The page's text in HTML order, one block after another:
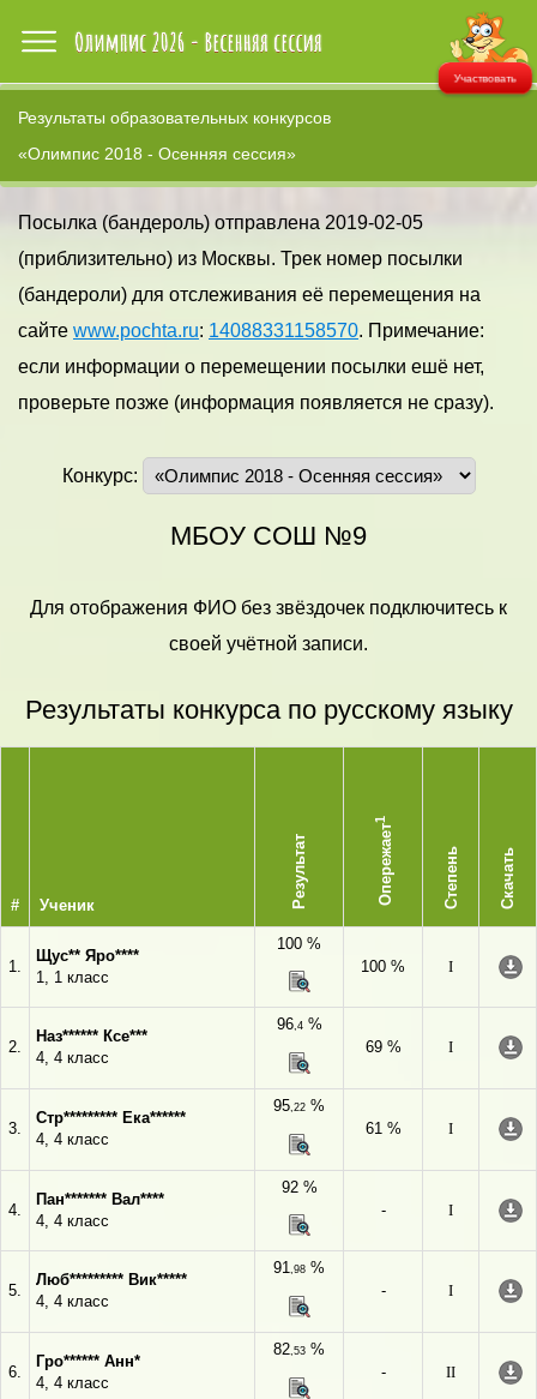
Участвовать
Результаты образовательных конкурсов
«Олимпис 2018 - Осенняя сессия»
Посылка (бандероль) отправлена 2019-02-05
(приблизительно) из Москвы. Трек номер посылки
(бандероли) для отслеживания её перемещения на
сайте www.pochta.ru: 14088331158570. Примечание:
если информации о перемещении посылки ешё нет,
проверьте позже (информация появляется не сразу).
Конкурс:
МБОУ СОШ №9
Для отображения ФИО без звёздочек подключитесь к
своей учётной записи.
Результаты конкурса по русскому языку
# Ученик Результат Опережает
1
Степень Скачать
1.
Щус** Яро****
1, 1 класс
100 %
100 %
I
2.
Наз****** Ксе***
4, 4 класс
96,4%
69 %
I
3.
Стр********* Ека******
4, 4 класс
95,22 %
61 %
I
4.
Пан******* Вал****
4, 4 класс
92 %
-
I
5.
Люб********* Вик*****
4, 4 класс
91,98 %
-
I
6.
Гро****** Анн*
4, 4 класс
82,53 %
-
II